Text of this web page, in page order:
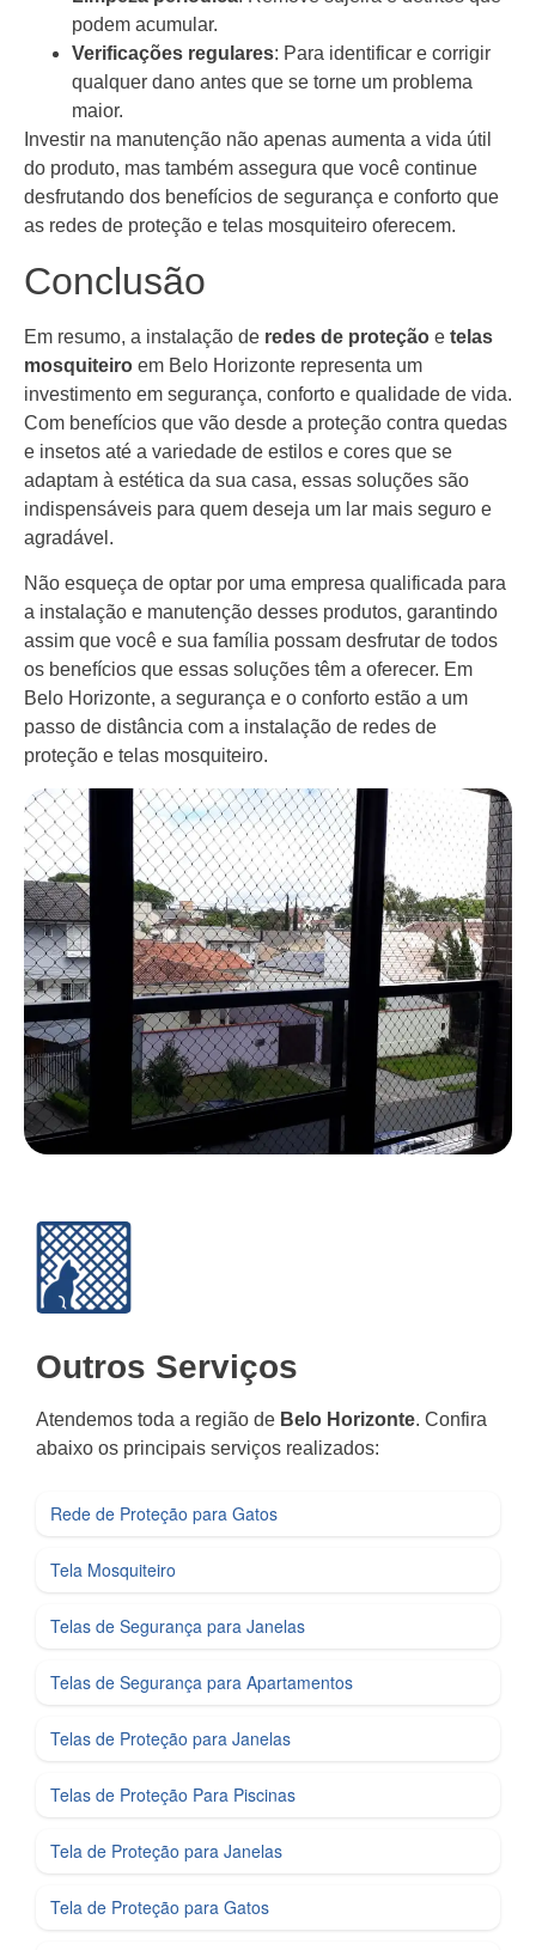
podem acumular.
Verificações regulares: Para identificar e corrigir
qualquer dano antes que se torne um problema
maior.
Investir na manutenção não apenas aumenta a vida útil
do produto, mas também assegura que você continue
desfrutando dos benefícios de segurança e conforto que
as redes de proteção e telas mosquiteiro oferecem.
Conclusão
Em resumo, a instalação de redes de proteção e telas
mosquiteiro em Belo Horizonte representa um
investimento em segurança, conforto e qualidade de vida.
Com benefícios que vão desde a proteção contra quedas
e insetos até a variedade de estilos e cores que se
adaptam à estética da sua casa, essas soluções são
indispensáveis para quem deseja um lar mais seguro e
agradável.
Não esqueça de optar por uma empresa qualificada para
a instalação e manutenção desses produtos, garantindo
assim que você e sua família possam desfrutar de todos
os benefícios que essas soluções têm a oferecer. Em
Belo Horizonte, a segurança e o conforto estão a um
passo de distância com a instalação de redes de
proteção e telas mosquiteiro.
Outros Serviços
Atendemos toda a região de Belo Horizonte. Confira
abaixo os principais serviços realizados:
Rede de Proteção para Gatos
Tela Mosquiteiro
Telas de Segurança para Janelas
Telas de Segurança para Apartamentos
Telas de Proteção para Janelas
Telas de Proteção Para Piscinas
Tela de Proteção para Janelas
Tela de Proteção para Gatos